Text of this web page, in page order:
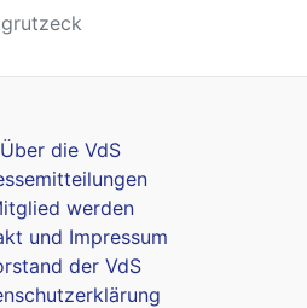
Über die VdS
werden
und Impressum
der VdS